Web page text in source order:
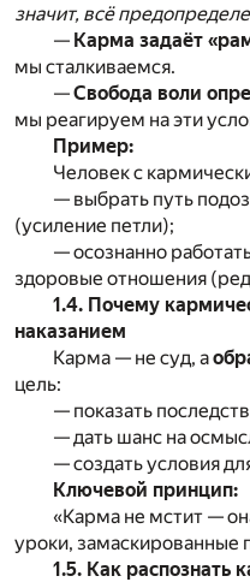
значит, всё
— Карма задаёт
мы сталкиваемся.
—Свобода воли
мы реагируем на эти
Пример:
Человек с
— выбрать путь
(усиление петли);
— осознанно
здоровые отношения
1.4. Почему
наказанием
Карма — не суд, а
цель:
— показать
— дать шанс на
— создать условия
Ключевой принцип:
«Карма не мстит —
уроки, замаскированные
1.5. Как распознать